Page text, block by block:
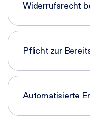
Widerrufsrecht
Pflicht zur
Automatisierte